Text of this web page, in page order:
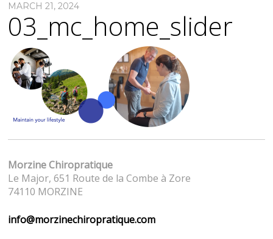
MARCH 21, 2024
03_mc_home_slider
Morzine Chiropratique
Le Major, 651 Route de la Combe à Zore
74110 MORZINE
info@morzinechiropratique.com